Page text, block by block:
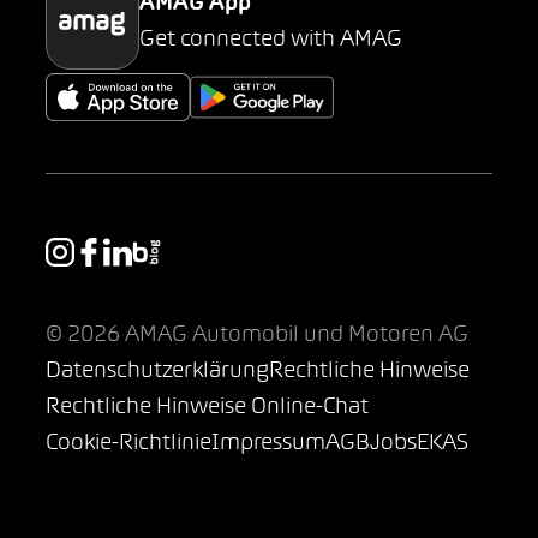
AMAG App
Get connected with AMAG
© 2026 AMAG Automobil und Motoren AG
DatenschutzerklärungRechtliche Hinweise
Rechtliche Hinweise Online-Chat
Cookie-RichtlinieImpressumAGBJobsEKAS